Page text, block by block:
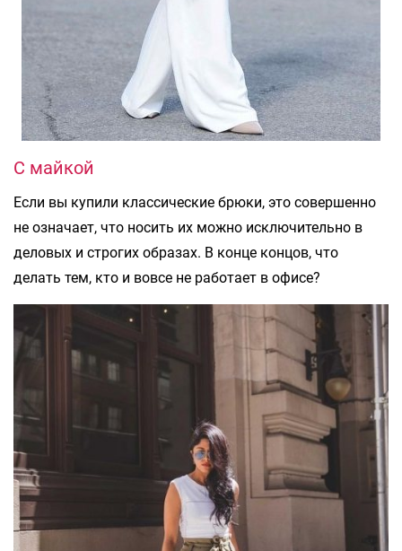
С майкой
Если вы купили классические брюки, это совершенно
не означает, что носить их можно исключительно в
деловых и строгих образах. В конце концов, что
делать тем, кто и вовсе не работает в офисе?